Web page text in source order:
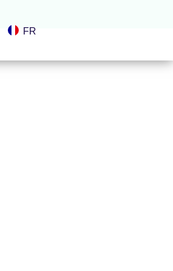
FR